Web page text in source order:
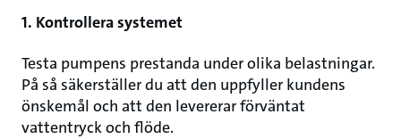
1. Kontrollera systemet
Testa pumpens prestanda under olika belastningar.
På så säkerställer du att den uppfyller kundens
önskemål och att den levererar förväntat
vattentryck och flöde.